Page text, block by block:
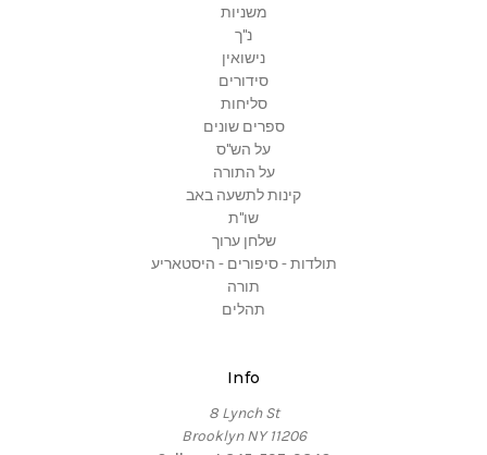
משניות
נ"ך
נישואין
סידורים
סליחות
ספרים שונים
על הש"ס
על התורה
קינות לתשעה באב
שו"ת
שלחן ערוך
תולדות - סיפורים - היסטאריע
תורה
תהלים
Info
8 Lynch St
Brooklyn NY 11206